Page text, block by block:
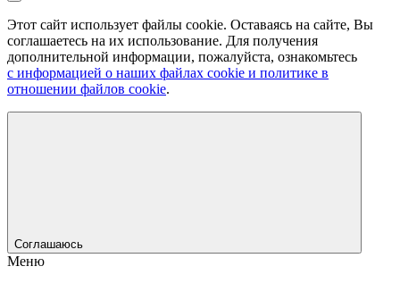
Этот сайт использует файлы cookie. Оставаясь на сайте, Вы
соглашаетесь на их использование. Для получения
дополнительной информации, пожалуйста, ознакомьтесь
с информацией о наших файлах cookie и политике в
отношении файлов cookie.
Соглашаюсь
Меню